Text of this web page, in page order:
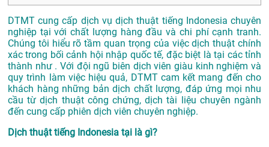
DTMT cung cấp dịch vụ dịch thuật tiếng Indonesia chuyên
nghiệp tại với chất lượng hàng đầu và chi phí cạnh tranh.
Chúng tôi hiểu rõ tầm quan trọng của việc dịch thuật chính
xác trong bối cảnh hội nhập quốc tế, đặc biệt là tại các tỉnh
thành như . Với đội ngũ biên dịch viên giàu kinh nghiệm và
quy trình làm việc hiệu quả, DTMT cam kết mang đến cho
khách hàng những bản dịch chất lượng, đáp ứng mọi nhu
cầu từ dịch thuật công chứng, dịch tài liệu chuyên ngành
đến cung cấp phiên dịch viên chuyên nghiệp.
Dịch thuật tiếng Indonesia tại là gì?